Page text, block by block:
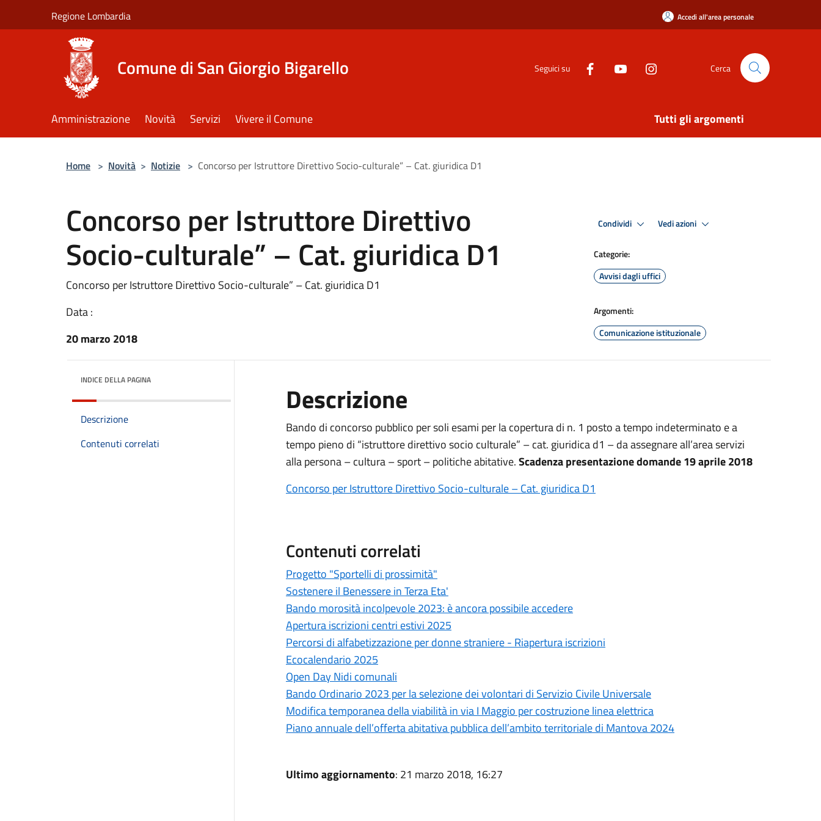
Regione Lombardia Accedi all'area personale
Comune di San Giorgio Bigarello Seguici su Cerca
Amministrazione Novità Servizi Vivere il Comune Tutti gli argomenti
Home > Novità > Notizie > Concorso per Istruttore Direttivo Socio-culturale” – Cat. giuridica D1
Concorso per Istruttore Direttivo
Socio-culturale” – Cat. giuridica D1
Concorso per Istruttore Direttivo Socio-culturale” – Cat. giuridica D1
Data :
20 marzo 2018
Condividi Vedi azioni
Categorie:
Avvisi dagli uffici
Argomenti:
Comunicazione istituzionale
INDICE DELLA PAGINA
Descrizione
Contenuti correlati
Descrizione
Bando di concorso pubblico per soli esami per la copertura di n. 1 posto a tempo indeterminato e a
tempo pieno di “istruttore direttivo socio culturale” – cat. giuridica d1 – da assegnare all’area servizi
alla persona – cultura – sport – politiche abitative.Scadenza presentazione domande 19 aprile 2018
Concorso per Istruttore Direttivo Socio-culturale – Cat. giuridica D1
Contenuti correlati
Progetto "Sportelli di prossimità"
Sostenere il Benessere in Terza Eta'
Bando morosità incolpevole 2023: è ancora possibile accedere
Apertura iscrizioni centri estivi 2025
Percorsi di alfabetizzazione per donne straniere - Riapertura iscrizioni
Ecocalendario 2025
Open Day Nidi comunali
Bando Ordinario 2023 per la selezione dei volontari di Servizio Civile Universale
Modifica temporanea della viabilità in via I Maggio per costruzione linea elettrica
Piano annuale dell’offerta abitativa pubblica dell’ambito territoriale di Mantova 2024
Ultimo aggiornamento: 21 marzo 2018, 16:27